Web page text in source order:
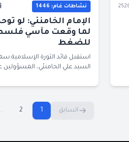
نشاطات غام: 1446
الإمام الخامنئي: لو
لما وقعت مآسي
للضغط
استقبل قائد الثورة الإسلامية
السيد علي الخامنئي،
السابق 1
2
...